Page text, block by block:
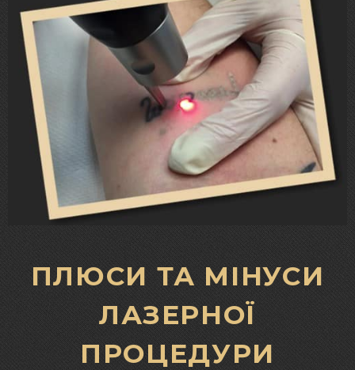
ПЛЮСИ ТА МІНУСИ
ЛАЗЕРНОЇ
ПРОЦЕДУРИ